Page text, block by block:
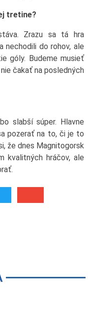
tretine?
Zrazu sa tá hra
nechodili do rohov, ale
góly. Budeme musieť
čakať na posledných
slabší súper. Hlavne
pozerať na to, či je to
že dnes Magnitogorsk
kvalitných hráčov, ale